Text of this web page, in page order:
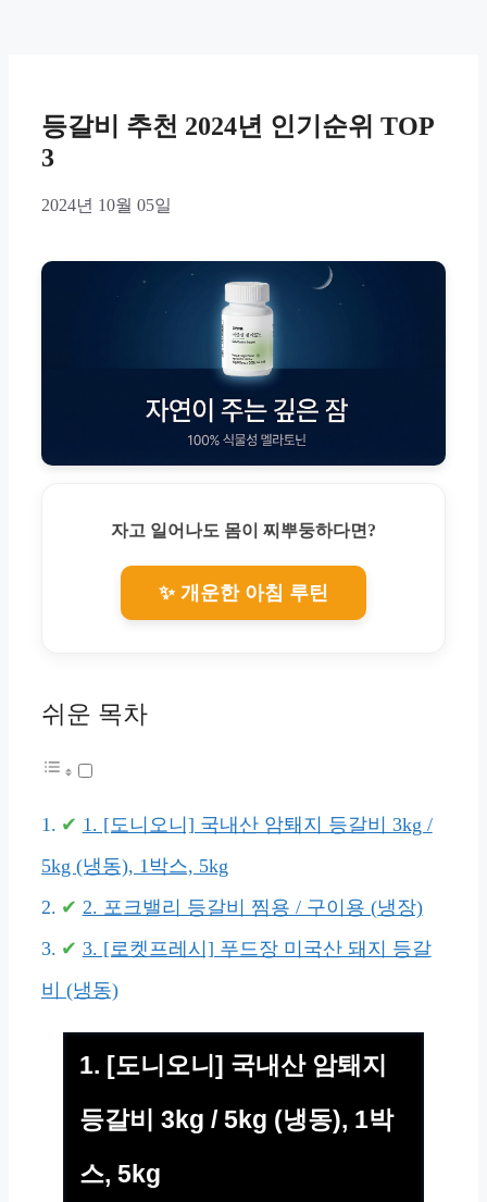
등갈비 추천 2024년 인기순위 TOP
3
2024년 10월 05일
자고 일어나도 몸이 찌뿌둥하다면?
✨ 개운한 아침 루틴
쉬운 목차
1. [도니오니] 국내산 암퇘지 등갈비 3kg /
5kg (냉동), 1박스, 5kg
2. 포크밸리 등갈비 찜용 / 구이용 (냉장)
3. [로켓프레시] 푸드장 미국산 돼지 등갈
비 (냉동)
1. [도니오니] 국내산 암퇘지
등갈비 3kg / 5kg (냉동), 1박
스, 5kg